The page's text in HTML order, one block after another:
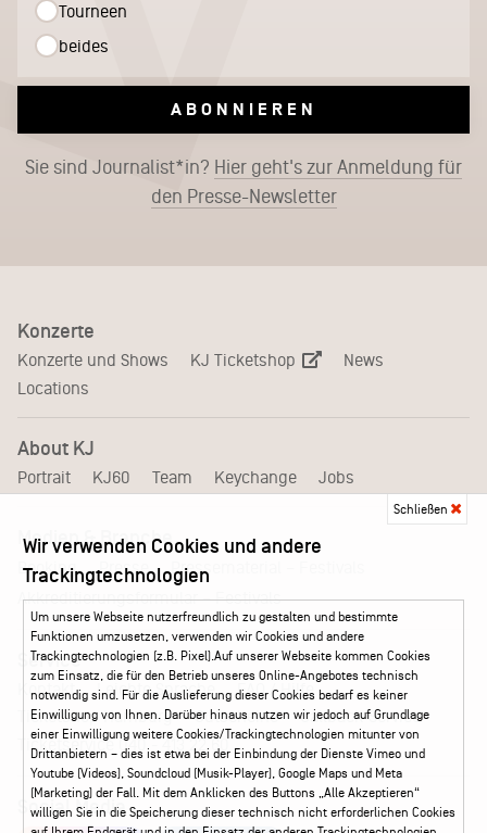
Tourneen
beides
ABONNIEREN
Sie sind Journalist*in? Hier geht's zur Anmeldung für
den Presse-Newsletter
Konzerte
Konzerte und Shows KJ Ticketshop
News
Locations
About KJ
Portrait KJ60 Team Keychange Jobs
Medien & Branche
Booking Presse
Pressematerial – Festivals
Akkreditierungsformular – Festivals
Service
Kontakt Leichte Sprache
FAQ / Hilfe
Ticketshop Hamburg
Gutscheine
Callback-Service
Ticketservice 040 - 413 22 60
Social Media
Schließen
Wir verwenden Cookies und andere
Trackingtechnologien
Um unsere Webseite nutzerfreundlich zu gestalten und bestimmte
Funktionen umzusetzen, verwenden wir Cookies und andere
Trackingtechnologien (z.B. Pixel).Auf unserer Webseite kommen Cookies
zum Einsatz, die für den Betrieb unseres Online-Angebotes technisch
notwendig sind. Für die Auslieferung dieser Cookies bedarf es keiner
Einwilligung von Ihnen. Darüber hinaus nutzen wir jedoch auf Grundlage
einer Einwilligung weitere Cookies/Trackingtechnologien mitunter von
Drittanbietern – dies ist etwa bei der Einbindung der Dienste Vimeo und
Youtube (Videos), Soundcloud (Musik-Player), Google Maps und Meta
(Marketing) der Fall. Mit dem Anklicken des Buttons „Alle Akzeptieren“
willigen Sie in die Speicherung dieser technisch nicht erforderlichen Cookies